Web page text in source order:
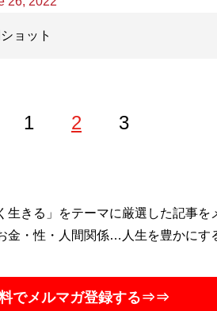
ョット
1 2 3
チャー、外資など振り幅広く経験
生きる」をテーマに厳選した記事を
金・性・人間関係…人生を豊かにす
でメルマガ登録する⇒⇒